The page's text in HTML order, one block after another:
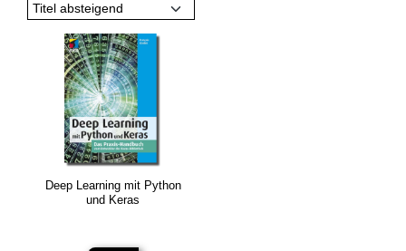
Titel absteigend
Deep Learning mit Python
und Keras